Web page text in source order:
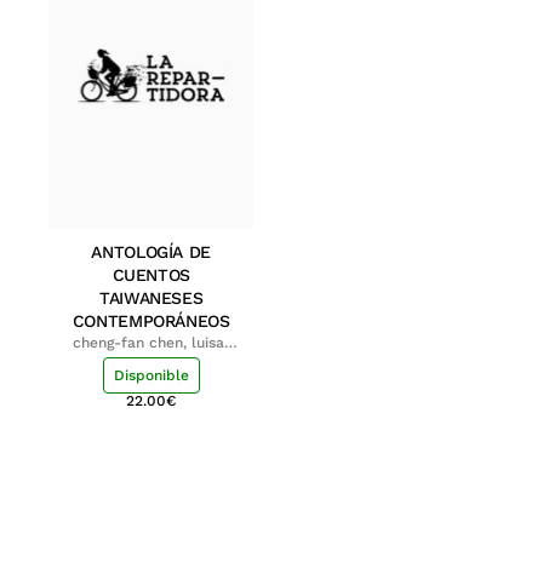
ANTOLOGÍA DE
CUENTOS
TAIWANESES
CONTEMPORÁNEOS
cheng-fan chen, luisa;
shu-ying chang, luisa
Disponible
22.00€